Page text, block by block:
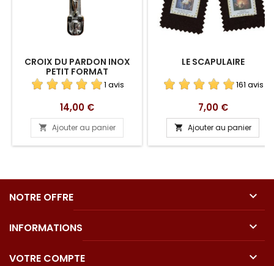
CROIX DU PARDON INOX
PETIT FORMAT
1 avis
Prix
14,00 €
 Ajouter au panier
LE SCAPULAIRE
161 avis
Prix
7,00 €
 Ajouter au panier
NOTRE OFFRE 
INFORMATIONS 
VOTRE COMPTE 